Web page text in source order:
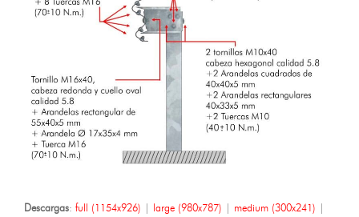
Descargas: full (1154x926) | large (980x787) | medium (300x241) |